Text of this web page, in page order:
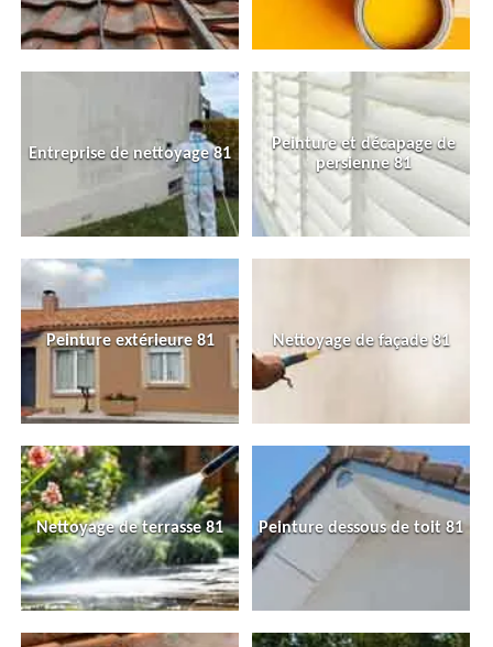
Entreprise de nettoyage 81
Peinture et décapage de
persienne 81
Peinture extérieure 81 Nettoyage de façade 81
Nettoyage de terrasse 81 Peinture dessous de toit 81